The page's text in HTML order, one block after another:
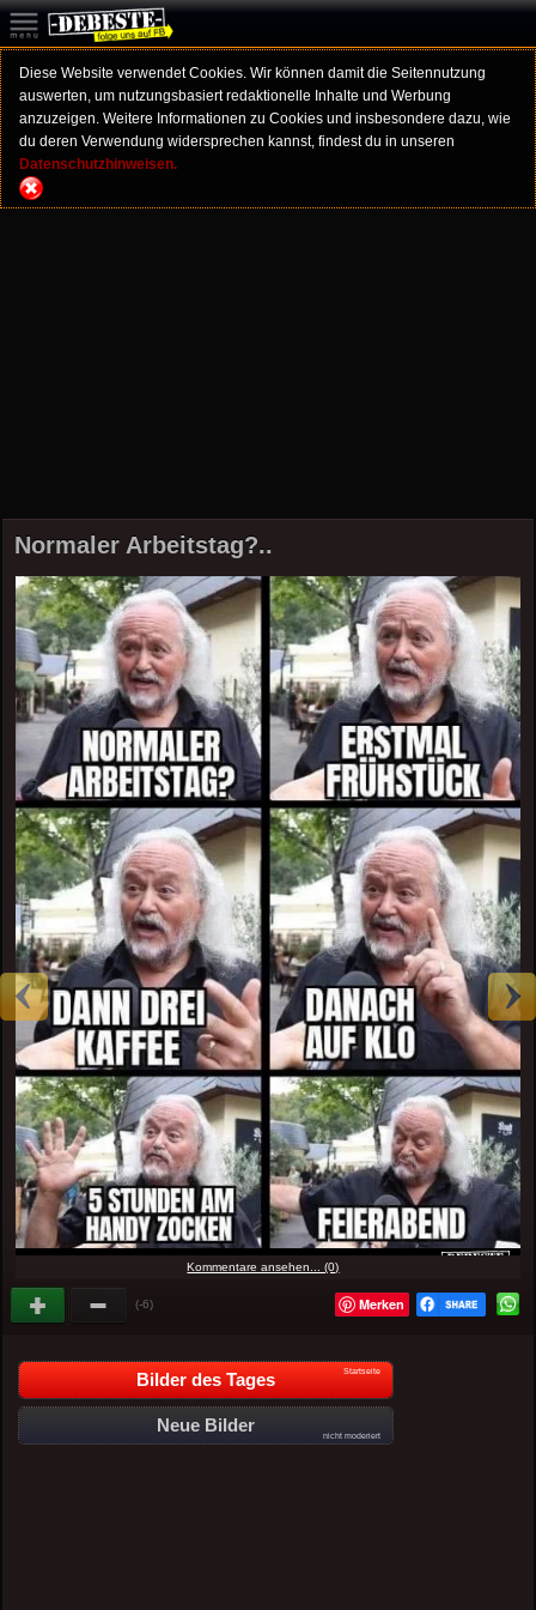
Diese Website verwendet Cookies. Wir können damit die Seitennutzung
auswerten, um nutzungsbasiert redaktionelle Inhalte und Werbung
anzuzeigen. Weitere Informationen zu Cookies und insbesondere dazu, wie
du deren Verwendung widersprechen kannst, findest du in unseren
Datenschutzhinweisen.
Normaler Arbeitstag?..
Kommentare ansehen... (0)
(-6) Merken
Bilder des Tages Startseite
Neue Bilder
nicht moderiert